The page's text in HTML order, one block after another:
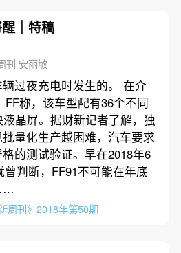
｜特稿
刊 安丽敏
过夜充电时发生的。 在介
FF称，该车型配有36个不同
晶屏。据财新记者了解，独
量化生产越困难，汽车要求
的测试验证。早在2018年6
判断，FF91不可能在年底
周刊》2018年第50期